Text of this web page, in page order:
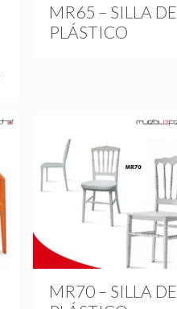
MR65 – SILLA DE
PLÁSTICO
MR70 – SILLA DE